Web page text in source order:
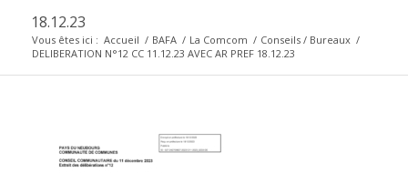
18.12.23
Vous êtes ici : Accueil / BAFA / La Comcom / Conseils / Bureaux /
DELIBERATION N°12 CC 11.12.23 AVEC AR PREF 18.12.23